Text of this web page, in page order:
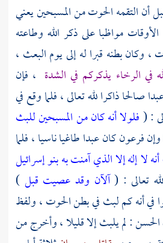
أن التقمه الحوت من المسبحين يعني
مواظبا على ذكر الله وطاعته
وكان بطنه قبرا له إلى يوم البعث ،
في الرخاء يذكركم في الشدة ، فإن
صالحا ذاكرا لله تعالى ، فلما وقع في
: (فلولا أنه كان من المسبحينللبث
فرعونكان عبدا طاغيا ناسيا ، فلما
لا إله إلا الذي آمنت به بنو إسرائيل
آلآن وقد عصيت قبل )
في أنه كم لبث في بطن الحوت ، ولفظ
الحسن: لم يلبث إلا قليلا ، وأخرج من